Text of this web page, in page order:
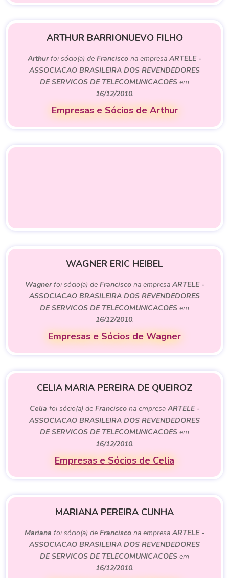
ARTHUR BARRIONUEVO FILHO
Arthurfoi sócio(a) de Francisco na empresa ARTELE -
ASSOCIACAO BRASILEIRA DOS REVENDEDORES
DE SERVICOS DE TELECOMUNICACOES em
16/12/2010.
Empresas e Sócios de Arthur
WAGNER ERIC HEIBEL
Wagnerfoi sócio(a) de Franciscona empresa ARTELE -
ASSOCIACAO BRASILEIRA DOS REVENDEDORES
DE SERVICOS DE TELECOMUNICACOES em
16/12/2010.
Empresas e Sócios de Wagner
CELIA MARIA PEREIRA DE QUEIROZ
Celia foi sócio(a) de Franciscona empresa ARTELE -
ASSOCIACAO BRASILEIRA DOS REVENDEDORES
DE SERVICOS DE TELECOMUNICACOES em
16/12/2010.
Empresas e Sócios de Celia
MARIANA PEREIRA CUNHA
Mariana foi sócio(a) de Francisco na empresa ARTELE -
ASSOCIACAO BRASILEIRA DOS REVENDEDORES
DE SERVICOS DE TELECOMUNICACOES em
16/12/2010.